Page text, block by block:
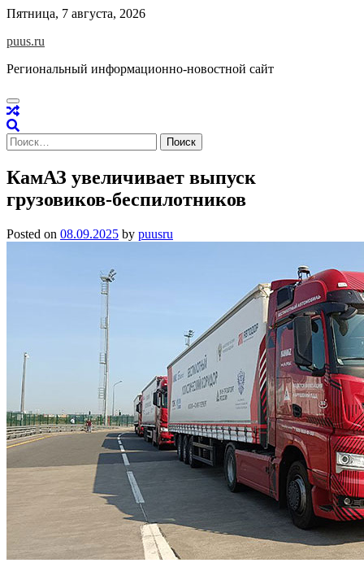
Skip
content
Пятница, 7 августа, 2026
puus.ru
Региональный информационно-новостной сайт
Найти:
КамАЗ увеличивает выпуск
грузовиков-беспилотников
Posted on 08.09.2025 by puusru